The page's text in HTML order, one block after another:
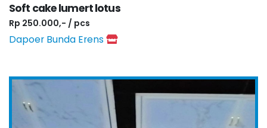
Soft cake lumert lotus
Rp 250.000,- / pcs
Dapoer Bunda Erens